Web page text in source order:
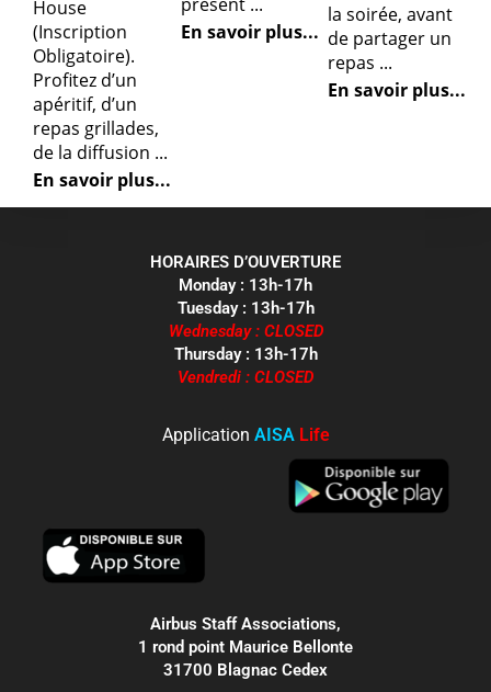
House
(Inscription
Obligatoire).
Profitez d’un
apéritif, d’un
repas grillades,
de la diffusion ...
En savoir plus...
En savoir plus...
la soirée, avant
de partager un
repas ...
En savoir plus...
HORAIRES D’OUVERTURE
Monday : 13h-17h
Tuesday : 13h-17h
Wednesday : CLOSED
Thursday : 13h-17h
Vendredi : CLOSED
Application AISA Life
Airbus Staff Associations,
1 rond point Maurice Bellonte
31700 Blagnac Cedex